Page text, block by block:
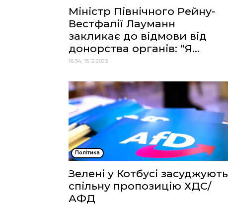
Міністр Північного Рейну-
Вестфалії Лауманн
закликає до відмови від
донорства органів: “Я...
16:34, 15.12.2023
Політика
Зелені у Котбусі засуджують
спільну пропозицію ХДС/
АФД